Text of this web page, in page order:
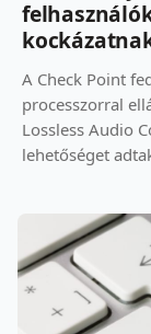
A Check Point
processzorral
Lossless Audio
lehetőséget